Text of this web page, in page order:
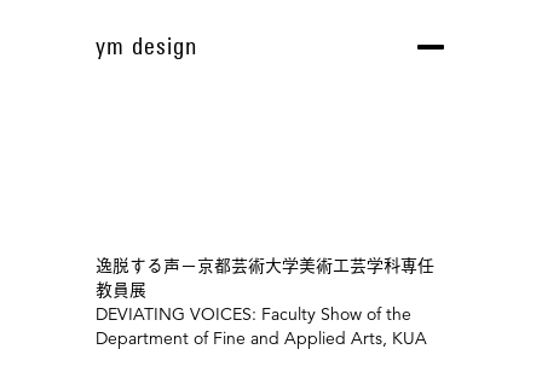
ym design
Toggle
逸脱する声－京都芸術大学美術工芸学科専任
教員展
DEVIATING VOICES: Faculty Show of the
Department of Fine and Applied Arts, KUA